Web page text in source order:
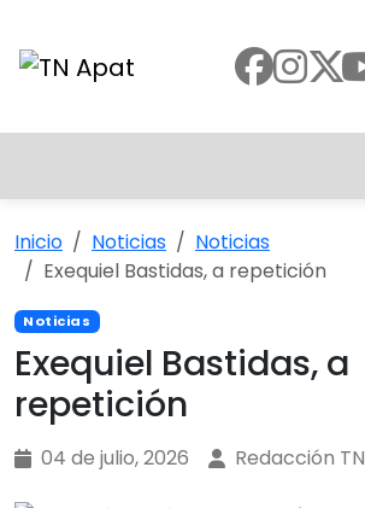
Inicio Noticias
Noticias
Exequiel Bastidas, a repetición
Noticias
Exequiel Bastidas, a
repetición
04 de julio, 2026 Redacción TN